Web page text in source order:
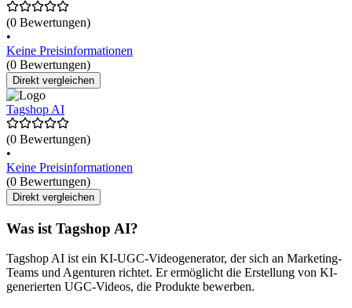
(0 Bewertungen)
•
Keine Preisinformationen
(0 Bewertungen)
Direkt vergleichen
Tagshop AI
(0 Bewertungen)
•
Keine Preisinformationen
(0 Bewertungen)
Direkt vergleichen
Was ist Tagshop AI?
Tagshop AI ist ein KI-UGC-Videogenerator, der sich an Marketing-
Teams und Agenturen richtet. Er ermöglicht die Erstellung von KI-
generierten UGC-Videos, die Produkte bewerben.